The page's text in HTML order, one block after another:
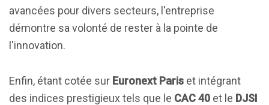
avancées pour divers secteurs, l'entreprise
démontre sa volonté de rester à la pointe de
l'innovation.
Enfin, étant cotée sur Euronext Paris et intégrant
des indices prestigieux tels que le CAC 40 et le DJSI